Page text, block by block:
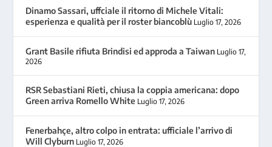
Dinamo Sassari, uffciale il ritorno di Michele Vitali:
esperienza e qualità per il roster biancoblù Luglio 17, 2026
Grant Basile rifiuta Brindisi ed approda a Taiwan Luglio 17,
2026
RSR Sebastiani Rieti, chiusa la coppia americana: dopo
Green arriva Romello White Luglio 17, 2026
Fenerbahçe, altro colpo in entrata: ufficiale l’arrivo di
Will Clyburn Luglio 17, 2026